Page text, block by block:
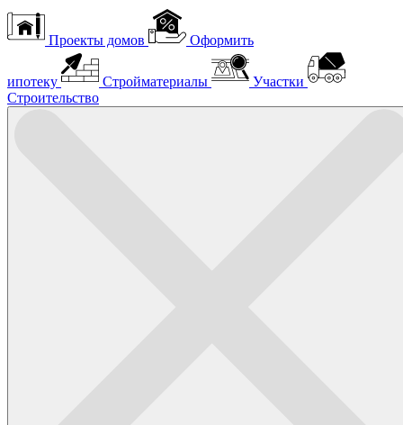
Проекты домов Оформить
ипотеку Стройматериалы
Участки
Строительство